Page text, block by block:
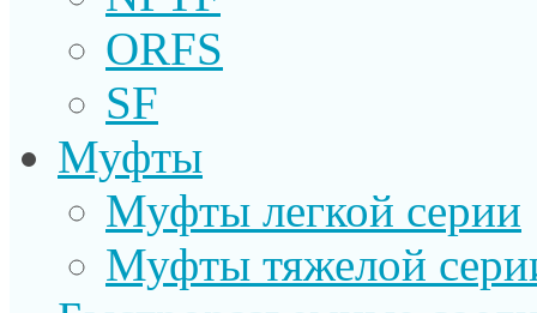
ORFS
SF
Муфты
Муфты легкой серии
Муфты тяжелой